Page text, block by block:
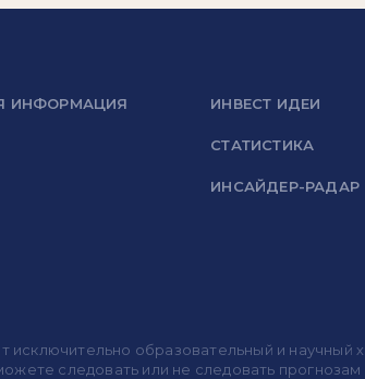
ИНФОРМАЦИЯ ИНВЕСТ ИДЕИ
СТАТИСТИКА
ИНСАЙДЕР-РАДАР
исключительно образовательный и
следовать или не следовать прогнозам